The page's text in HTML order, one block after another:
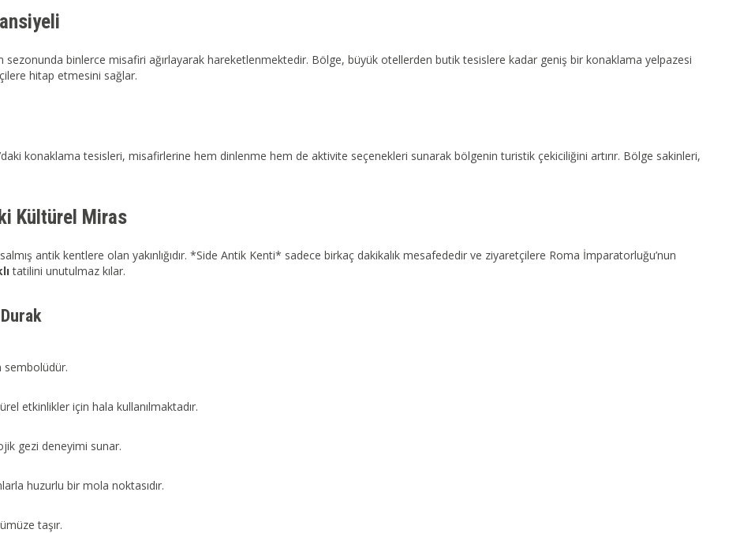
sezonunda binlerce misafiri ağırlayarak hareketlenmektedir. Bölge, büyük otellerden butik tesislere kadar geniş bir konaklama yelpazesi
hitap etmesini sağlar.
konaklama tesisleri, misafirlerine hem dinlenme hem de aktivite seçenekleri sunarak bölgenin turistik çekiciliğini artırır. Bölge sakinleri,
Kültürel Miras
antik kentlere olan yakınlığıdır. *Side Antik Kenti* sadece birkaç dakikalık mesafededir ve ziyaretçilere Roma İmparatorluğu’nun
tatilini unutulmaz kılar.
sembolüdür.
etkinlikler için hala kullanılmaktadır.
gezi deneyimi sunar.
huzurlu bir mola noktasıdır.
taşır.